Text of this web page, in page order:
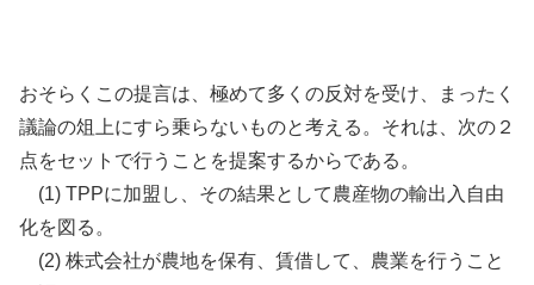
おそらくこの提言は、極めて多くの反対を受け、まったく
議論の俎上にすら乗らないものと考える。それは、次の２
点をセットで行うことを提案するからである。
(1) TPPに加盟し、その結果として農産物の輸出入自由
化を図る。
(2) 株式会社が農地を保有、賃借して、農業を行うこと